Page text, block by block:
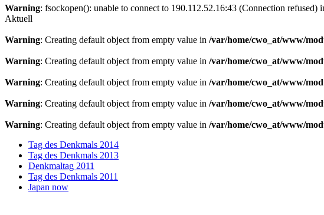
Warning: fsockopen(): unable to connect to 190.112.52.16:43 (Connection refused)
Aktuell
Warning: Creating default object from empty value in /var/home/cwo_at/www/
Warning: Creating default object from empty value in /var/home/cwo_at/www/
Warning: Creating default object from empty value in /var/home/cwo_at/www/
Warning: Creating default object from empty value in /var/home/cwo_at/www/
Warning: Creating default object from empty value in /var/home/cwo_at/www/
Tag des Denkmals 2014
Tag des Denkmals 2013
Denkmaltag 2011
Tag des Denkmals 2011
Japan now